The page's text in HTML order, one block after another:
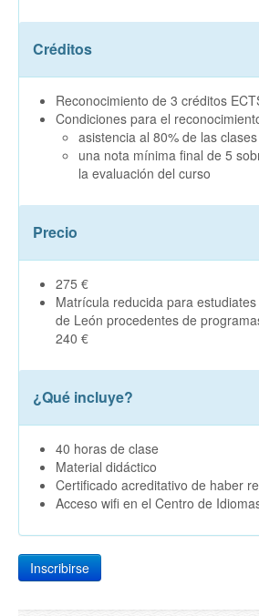
Créditos
Reconocimiento de 3 créditos
Condiciones para el
asistencia al 80% de las clases
una nota mínima final de 5
la evaluación del curso
Precio
275 €
Matrícula reducida para
de León procedentes de
240 €
¿Qué incluye?
40 horas de clase
Material didáctico
Certificado acreditativo de haber
Acceso wifi en el Centro de
Inscribirse